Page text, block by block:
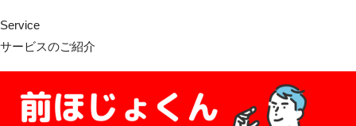
Service
サービスのご紹介